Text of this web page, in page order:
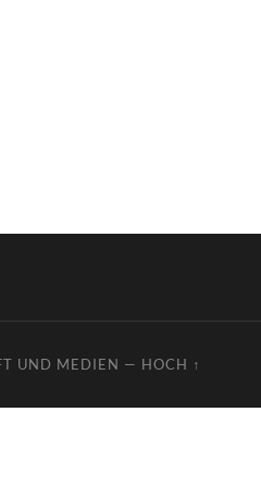
UND MEDIEN — HOCH ↑